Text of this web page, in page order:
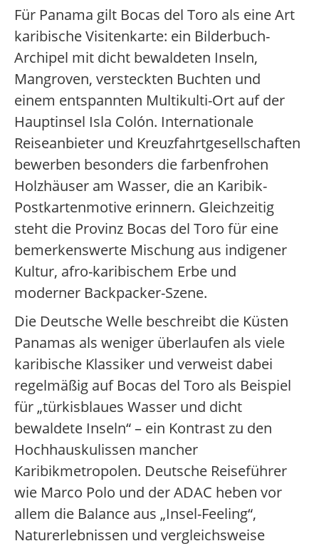
Für Panama gilt Bocas del Toro als eine Art
karibische Visitenkarte: ein Bilderbuch-
Archipel mit dicht bewaldeten Inseln,
Mangroven, versteckten Buchten und
einem entspannten Multikulti-Ort auf der
Hauptinsel Isla Colón. Internationale
Reiseanbieter und Kreuzfahrtgesellschaften
bewerben besonders die farbenfrohen
Holzhäuser am Wasser, die an Karibik-
Postkartenmotive erinnern. Gleichzeitig
steht die Provinz Bocas del Toro für eine
bemerkenswerte Mischung aus indigener
Kultur, afro-karibischem Erbe und
moderner Backpacker-Szene.
Die Deutsche Welle beschreibt die Küsten
Panamas als weniger überlaufen als viele
karibische Klassiker und verweist dabei
regelmäßig auf Bocas del Toro als Beispiel
für „türkisblaues Wasser und dicht
bewaldete Inseln“ – ein Kontrast zu den
Hochhauskulissen mancher
Karibikmetropolen. Deutsche Reiseführer
wie Marco Polo und der ADAC heben vor
allem die Balance aus „Insel-Feeling“,
Naturerlebnissen und vergleichsweise